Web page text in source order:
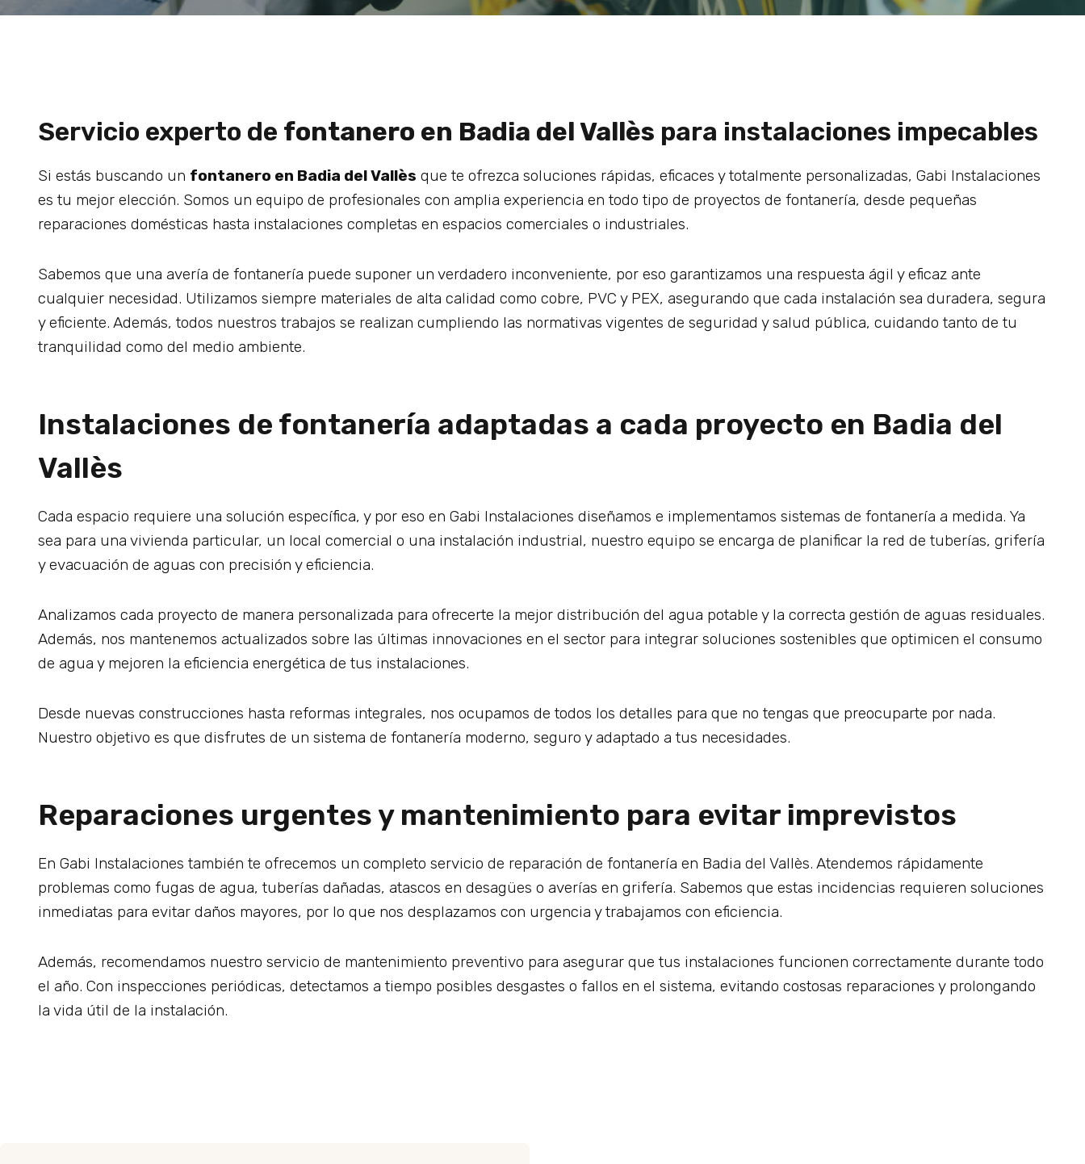
Servicio experto de fontanero en Badia del Vallès para instalaciones impecables
Si estás buscando un fontanero en Badia del Vallès que te ofrezca soluciones rápidas, eficaces y totalmente personalizadas, Gabi Instalaciones
es tu mejor elección. Somos un equipo de profesionales con amplia experiencia en todo tipo de proyectos de fontanería, desde pequeñas
reparaciones domésticas hasta instalaciones completas en espacios comerciales o industriales.
Sabemos que una avería de fontanería puede suponer un verdadero inconveniente, por eso garantizamos una respuesta ágil y eficaz ante
cualquier necesidad. Utilizamos siempre materiales de alta calidad como cobre, PVC y PEX, asegurando que cada instalación sea duradera, segura
y eficiente. Además, todos nuestros trabajos se realizan cumpliendo las normativas vigentes de seguridad y salud pública, cuidando tanto de tu
tranquilidad como del medio ambiente.
Instalaciones de fontanería adaptadas a cada proyecto en Badia del
Vallès
Cada espacio requiere una solución específica, y por eso en Gabi Instalaciones diseñamos e implementamos sistemas de fontanería a medida. Ya
sea para una vivienda particular, un local comercial o una instalación industrial, nuestro equipo se encarga de planificar la red de tuberías, grifería
y evacuación de aguas con precisión y eficiencia.
Analizamos cada proyecto de manera personalizada para ofrecerte la mejor distribución del agua potable y la correcta gestión de aguas residuales.
Además, nos mantenemos actualizados sobre las últimas innovaciones en el sector para integrar soluciones sostenibles que optimicen el consumo
de agua y mejoren la eficiencia energética de tus instalaciones.
Desde nuevas construcciones hasta reformas integrales, nos ocupamos de todos los detalles para que no tengas que preocuparte por nada.
Nuestro objetivo es que disfrutes de un sistema de fontanería moderno, seguro y adaptado a tus necesidades.
Reparaciones urgentes y mantenimiento para evitar imprevistos
En Gabi Instalaciones también te ofrecemos un completo servicio de reparación de fontanería en Badia del Vallès. Atendemos rápidamente
problemas como fugas de agua, tuberías dañadas, atascos en desagües o averías en grifería. Sabemos que estas incidencias requieren soluciones
inmediatas para evitar daños mayores, por lo que nos desplazamos con urgencia y trabajamos con eficiencia.
Además, recomendamos nuestro servicio de mantenimiento preventivo para asegurar que tus instalaciones funcionen correctamente durante todo
el año. Con inspecciones periódicas, detectamos a tiempo posibles desgastes o fallos en el sistema, evitando costosas reparaciones y prolongando
la vida útil de la instalación.